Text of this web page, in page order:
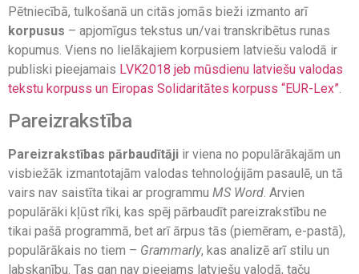
Pētniecībā, tulkošanā un citās jomās bieži izmanto arī
korpusus – apjomīgus tekstus un/vai transkribētus runas
kopumus. Viens no lielākajiem korpusiem latviešu valodā ir
publiski pieejamais LVK2018 jeb mūsdienu latviešu valodas
tekstu korpuss un Eiropas Solidaritātes korpuss “EUR-Lex”.
Pareizrakstība
Pareizrakstības pārbaudītāji ir viena no populārākajām un
visbiežāk izmantotajām valodas tehnoloģijām pasaulē, un tā
vairs nav saistīta tikai ar programmu MS Word. Arvien
populārāki kļūst rīki, kas spēj pārbaudīt pareizrakstību ne
tikai pašā programmā, bet arī ārpus tās (piemēram, e-pastā),
populārākais no tiem – Grammarly, kas analizē arī stilu un
labskanību. Tas gan nav pieejams latviešu valodā, taču